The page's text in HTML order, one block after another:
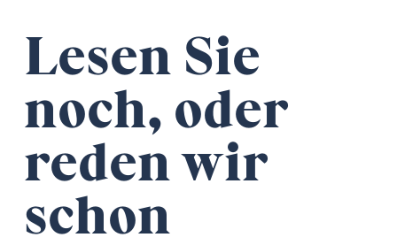
Lesen Sie
noch, oder
reden wir
schon